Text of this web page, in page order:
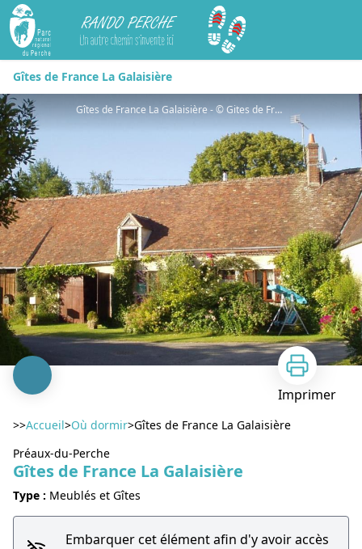
Rando Perche
Gîtes de France La Galaisière
Gîtes de France La Galaisière - © Gites de France Orne
Imprimer
>>Accueil>Où dormir>Gîtes de France La Galaisière
Préaux-du-Perche
Gîtes de France La Galaisière
Type : Meublés et Gîtes
Embarquer cet élément afin d'y avoir accès